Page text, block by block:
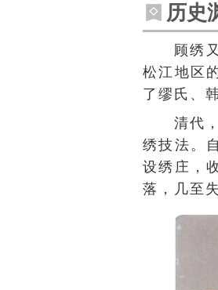
历史
顾绣
松江地区
了缪氏、
清代
绣技法。
设绣庄，
落，几至